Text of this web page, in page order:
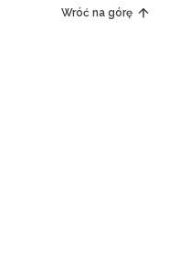
Wróć na górę